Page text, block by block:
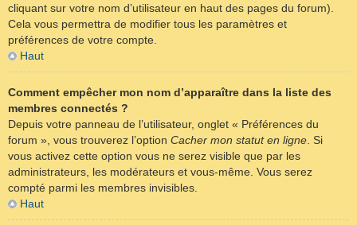
cliquant sur votre nom d’utilisateur en haut des pages du forum).
Cela vous permettra de modifier tous les paramètres et
préférences de votre compte.
Haut
Comment empêcher mon nom d’apparaître dans la liste des
membres connectés ?
Depuis votre panneau de l’utilisateur, onglet « Préférences du
forum », vous trouverez l’option Cacher mon statut en ligne. Si
vous activez cette option vous ne serez visible que par les
administrateurs, les modérateurs et vous-même. Vous serez
compté parmi les membres invisibles.
Haut